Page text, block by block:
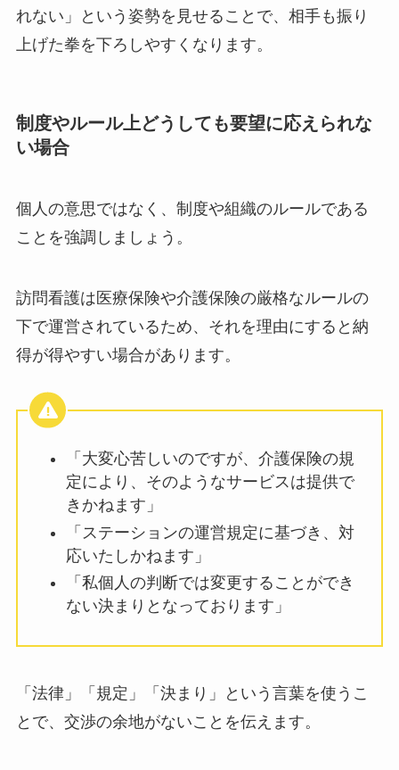
れない」という姿勢を見せることで、相手も振り
上げた拳を下ろしやすくなります。
制度やルール上どうしても要望に応えられな
い場合
個人の意思ではなく、制度や組織のルールである
ことを強調しましょう。
訪問看護は医療保険や介護保険の厳格なルールの
下で運営されているため、それを理由にすると納
得が得やすい場合があります。
「大変心苦しいのですが、介護保険の規
定により、そのようなサービスは提供で
きかねます」
「ステーションの運営規定に基づき、対
応いたしかねます」
「私個人の判断では変更することができ
ない決まりとなっております」
「法律」「規定」「決まり」という言葉を使うこ
とで、交渉の余地がないことを伝えます。